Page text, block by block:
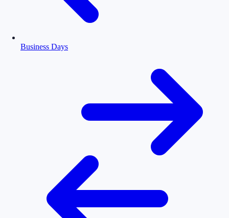
Business Days